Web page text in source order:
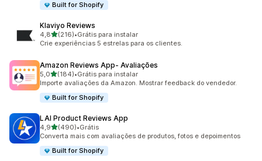
Built for Shopify
Klaviyo Reviews
4,8de 5 estrelas
(216)
216 avaliações ao todo
•Grátis para instalar
Crie experiências 5 estrelas para os clientes.
Amazon Reviews App‑ Avaliações
5,0de 5 estrelas
(184)
184 avaliações ao todo
•Grátis para instalar
Importe avaliações da Amazon. Mostrar feedback do vendedor.
Built for Shopify
LAI Product Reviews App
4,9de 5 estrelas
(490)
490 avaliações ao todo
•Grátis
Converta mais com avaliações de produtos, fotos e depoimentos
Built for Shopify